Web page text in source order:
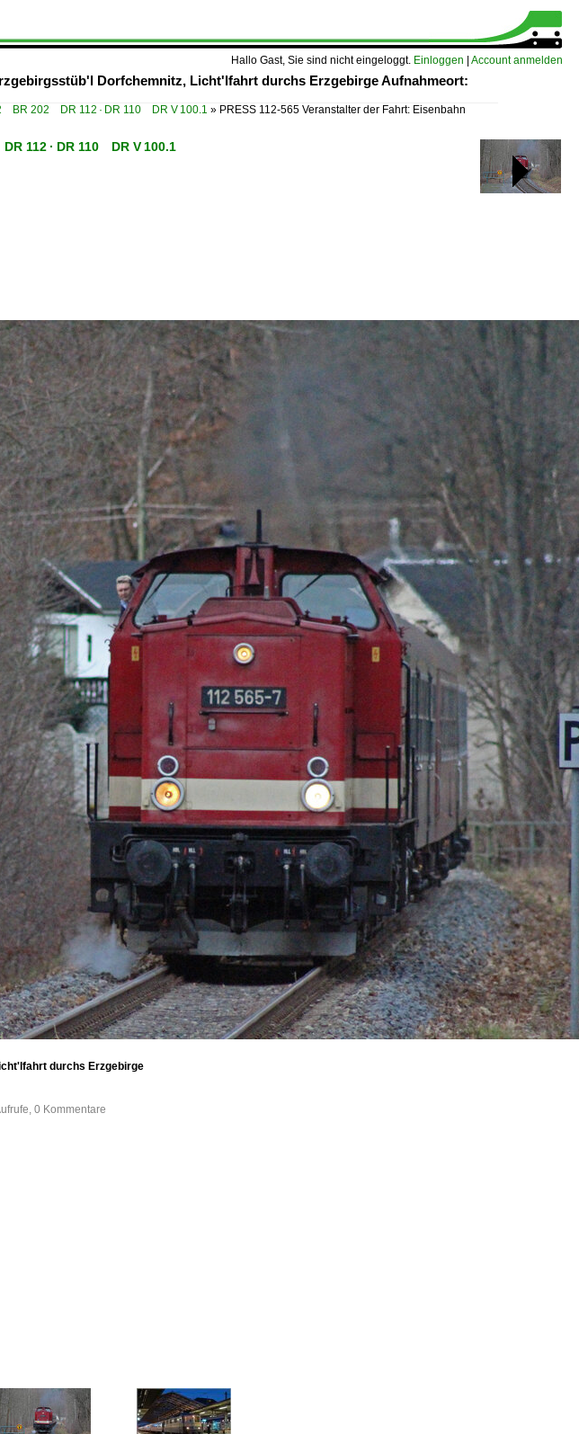
Hallo Gast, Sie sind nicht eingeloggt. Einloggen Account anmelden
Dorfchemnitz, Licht'lfahrt durchs Erzgebirge Aufnahmeort:
BR 202 DR 112 · DR 110 DR V 100.1 » PRESS 112-565 Veranstalter der Fahrt: Eisenbahn
112 · DR 110 DR V 100.1
durchs Erzgebirge
0 Kommentare